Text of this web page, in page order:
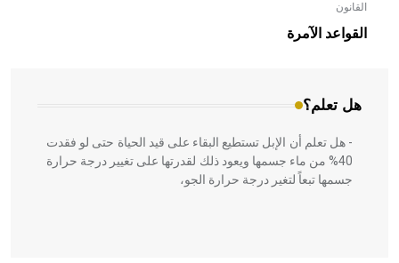
القانون
القواعد الآمرة
هل تعلم؟
- هل تعلم أن الأبلق نوع من الفنون الهندسية التي ارتبطت
بالعمارة الإسلامية في بلاد الشام ومصر خاصة، حيث يحرص
المعمار على بناء مداميكه وخاصة في الواجهات
- هل تعلم أن الإبل تستطيع البقاء على قيد الحياة حتى لو فقدت
40% من ماء جسمها ويعود ذلك لقدرتها على تغيير درجة حرارة
جسمها تبعاً لتغير درجة حرارة الجو،